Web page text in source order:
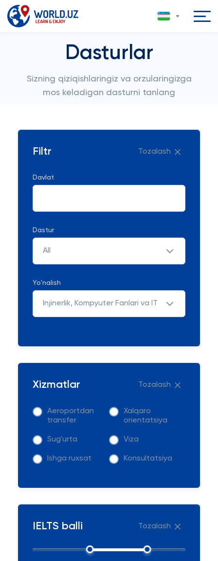
Dasturlar
Sizning qiziqishlaringiz va orzularingizga
mos keladigan dasturni tanlang
Filtr Tozalash
Davlat
Dastur
All
Yo'nalish
Injinerlik, Kompyuter Fanlari va IT
Xizmatlar Tozalash
Aeroportdan
transfer
Xalqaro
orientatsiya
Sug'urta Viza
Ishga ruxsat Konsultatsiya
IELTS balli Tozalash